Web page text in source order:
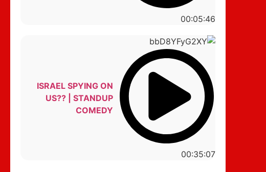
00:05:46
00:35:07
ISRAEL SPYING ON
US?? | STANDUP
COMEDY